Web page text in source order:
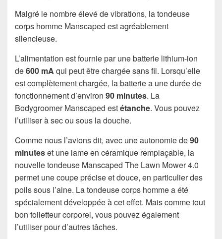
Malgré le nombre élevé de vibrations, la tondeuse
corps homme Manscaped est agréablement
silencieuse.
L’alimentation est fournie par une batterie lithium-ion
de600 mA qui peut être chargée sans fil. Lorsqu’elle
est complètement chargée, la batterie a une durée de
fonctionnement d’environ 90 minutes. La
Bodygroomer Manscaped estétanche. Vous pouvez
l’utiliser à sec ou sous la douche.
Comme nous l’avions dit, avec une autonomie de90
minuteset une lame en céramique remplaçable, la
nouvelle tondeuse Manscaped The Lawn Mower 4.0
permet une coupe précise et douce, en particulier des
poils sous l’aine. La tondeuse corps homme a été
spécialement développée à cet effet. Mais comme tout
bon toiletteur corporel, vous pouvez également
l’utiliser pour d’autres tâches.